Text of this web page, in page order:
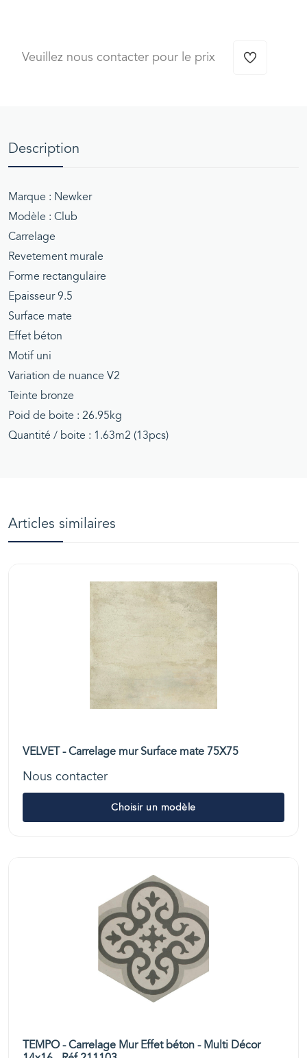
Veuillez nous contacter pour le prix
Description
Marque : Newker
Modèle : Club
Carrelage
Revetement murale
Forme rectangulaire
Epaisseur 9.5
Surface mate
Effet béton
Motif uni
Variation de nuance V2
Teinte bronze
Poid de boite : 26.95kg
Quantité / boite : 1.63m2 (13pcs)
Articles similaires
VELVET - Carrelage mur Surface mate 75X75
Nous contacter
Choisir un modèle
TEMPO - Carrelage Mur Effet béton - Multi Décor